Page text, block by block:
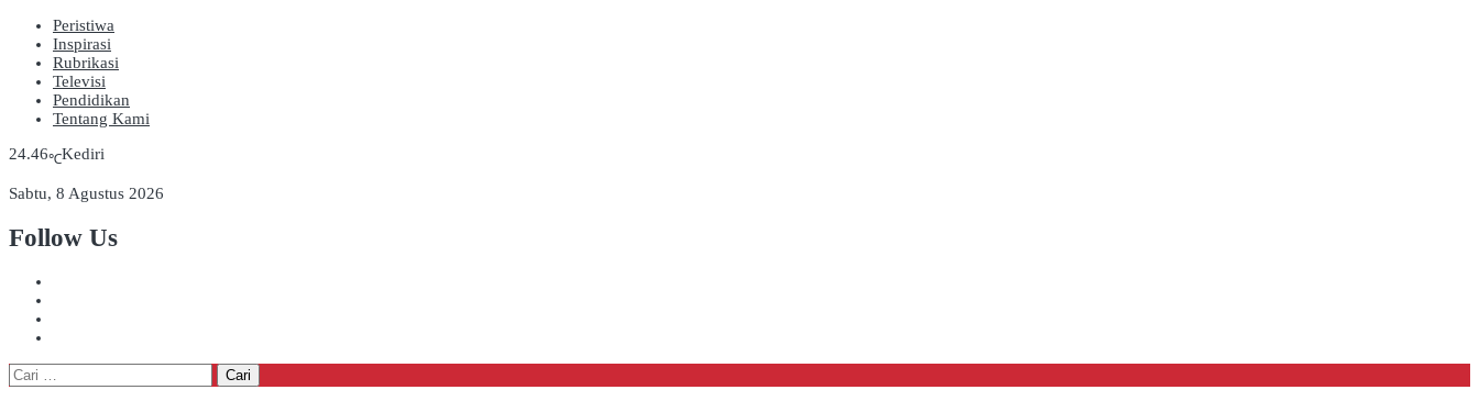
Peristiwa
Inspirasi
Rubrikasi
Televisi
Pendidikan
Tentang Kami
24.46℃Kediri
Sabtu, 8 Agustus 2026
Follow Us
Cari
untuk: